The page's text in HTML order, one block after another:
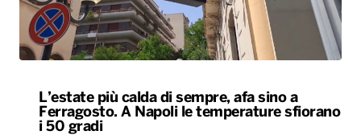
L’estate più calda di sempre, afa sino a
Ferragosto. A Napoli le temperature sfiorano
i 50 gradi